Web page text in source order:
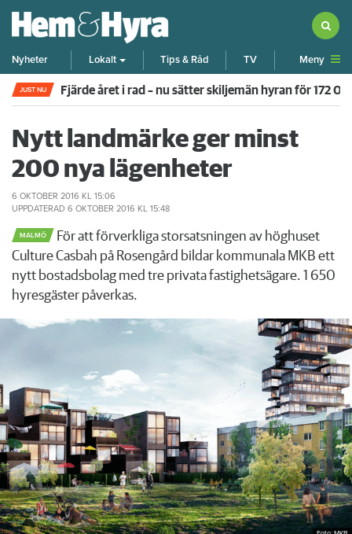
Nyheter Lokalt Tips & Råd TV Meny
JUST NU Nystartad hyresgästförening i tvist med Titania – nu
Nytt landmärke ger minst
200 nya lägenheter
6 OKTOBER 2016 KL 15:06
UPPDATERAD 6 OKTOBER 2016 KL 15:48
MALMÖ
För att förverkliga storsatsningen av höghuset
Culture Casbah på Rosengård bildar kommunala MKB ett
nytt bostadsbolag med tre privata fastighetsägare. 1 650
hyresgäster påverkas.